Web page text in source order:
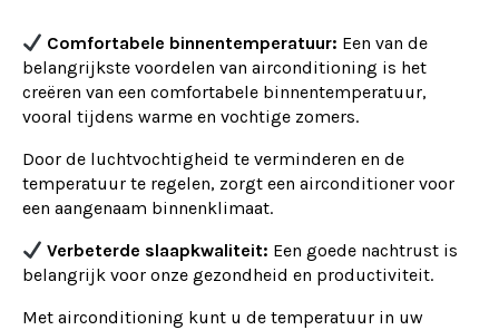
Comfortabele binnentemperatuur: Een van de
belangrijkste voordelen van airconditioning is het
creëren van een comfortabele binnentemperatuur,
vooral tijdens warme en vochtige zomers.
Door de luchtvochtigheid te verminderen en de
temperatuur te regelen, zorgt een airconditioner voor
een aangenaam binnenklimaat.
Verbeterde slaapkwaliteit: Een goede nachtrust is
belangrijk voor onze gezondheid en productiviteit.
Met airconditioning kunt u de temperatuur in uw